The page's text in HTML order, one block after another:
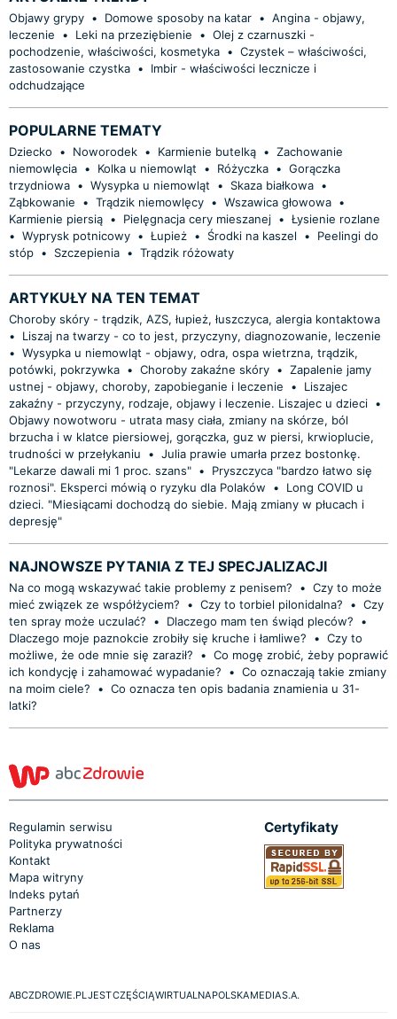
Objawy grypy • Domowe sposoby na katar • Angina - objawy,
leczenie
• Leki na przeziębienie • Olej z czarnuszki -
pochodzenie, właściwości, kosmetyka • Czystek – właściwości,
zastosowanie czystka •
Imbir - właściwości lecznicze i
odchudzające
POPULARNE TEMATY
Dziecko • Noworodek • Karmienie butelką • Zachowanie
niemowlęcia • Kolka u niemowląt • Różyczka • Gorączka
trzydniowa • Wysypka u niemowląt • Skaza białkowa •
Ząbkowanie
• Trądzik niemowlęcy • Wszawica głowowa •
Karmienie piersią • Pielęgnacja cery mieszanej • Łysienie rozlane
• Wyprysk potnicowy • Łupież • Środki na kaszel •
Peelingi do
stóp • Szczepienia • Trądzik różowaty
ARTYKUŁY NA TEN TEMAT
Choroby skóry - trądzik, AZS, łupież, łuszczyca, alergia kontaktowa
•
Liszaj na twarzy - co to jest, przyczyny, diagnozowanie, leczenie
• Wysypka u niemowląt - objawy, odra, ospa wietrzna, trądzik,
potówki, pokrzywka • Choroby zakaźne skóry • Zapalenie jamy
ustnej - objawy, choroby, zapobieganie i leczenie
•
Liszajec
zakaźny - przyczyny, rodzaje, objawy i leczenie. Liszajec u dzieci •
Objawy nowotworu - utrata masy ciała, zmiany na skórze, ból
brzucha i w klatce piersiowej, gorączka, guz w piersi, krwioplucie,
trudności w przełykaniu
• Julia prawie umarła przez bostonkę.
"Lekarze dawali mi 1 proc. szans" •
Pryszczyca "bardzo łatwo się
roznosi". Eksperci mówią o ryzyku dla Polaków
•
Long COVID u
dzieci. "Miesiącami dochodzą do siebie. Mają zmiany w płucach i
depresję"
NAJNOWSZE PYTANIA Z TEJ SPECJALIZACJI
Na co mogą wskazywać takie problemy z penisem? • Czy to może
mieć związek ze współżyciem?
• Czy to torbiel pilonidalna? • Czy
ten spray może uczulać?
• Dlaczego mam ten świąd pleców?
•
Dlaczego moje paznokcie zrobiły się kruche i łamliwe?
• Czy to
możliwe, że ode mnie się zaraził?
• Co mogę zrobić, żeby poprawić
ich kondycję i zahamować wypadanie?
• Co oznaczają takie zmiany
na moim ciele?
• Co oznacza ten opis badania znamienia u 31-
latki?
Regulamin serwisu
Polityka prywatności
Kontakt
Mapa witryny
Indeks pytań
Partnerzy
Reklama
O nas
Certyfikaty
ABCZDROWIE.PL JEST CZĘŚCIĄ WIRTUALNA POLSKA MEDIA S.A.